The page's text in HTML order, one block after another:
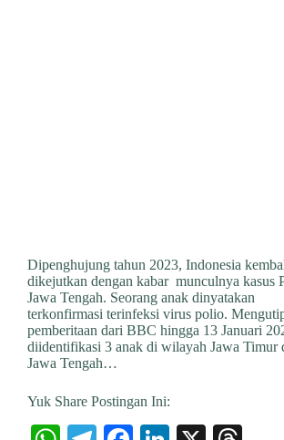
Dipenghujung tahun 2023, Indonesia
dikejutkan dengan kabar munculnya kasus
Jawa Tengah. Seorang anak dinyatakan
terkonfirmasi terinfeksi virus polio.
pemberitaan dari BBC hingga 13 Januari
diidentifikasi 3 anak di wilayah Jawa Timur
Jawa Tengah…
Yuk Share Postingan Ini: